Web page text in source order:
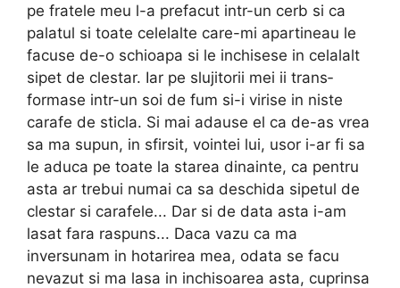
pe fratele meu l-a prefacut intr-un cerb si ca
palatul si toate celelalte care-mi apartineau le
facuse de-o schioapa si le inchisese in celalalt
sipet de clestar. Iar pe slujitorii mei ii trans­
formase intr-un soi de fum si-i virise in niste
carafe de sticla. Si mai adause el ca de-as vrea
sa ma supun, in sfirsit, vointei lui, usor i-ar fi sa
le aduca pe toate la starea dinainte, ca pentru
asta ar trebui numai ca sa deschida sipetul de
clestar si carafele... Dar si de data asta i-am
lasat fara raspuns... Daca vazu ca ma
inversunam in hotarirea mea, odata se facu
nevazut si ma lasa in inchisoarea asta, cuprinsa